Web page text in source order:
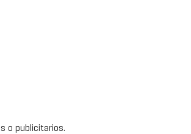
o publicitarios.